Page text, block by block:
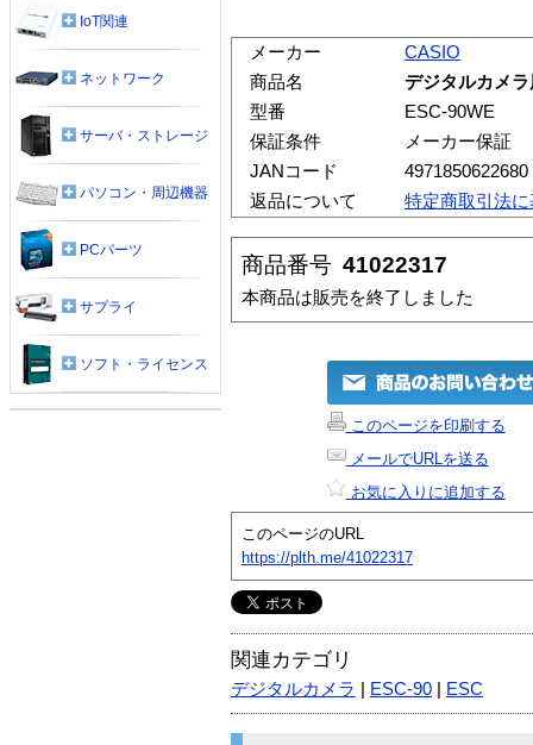
メーカー
CASIO
商品名
デジタルカメ
型番
ESC-90WE
保証条件
メーカー保証
JANコード
4971850622680
返品について
特定商取引法
商品番号 41022317
本商品は販売を終了しました
このページを印刷する
メールでURLを送る
お気に入りに追加する
このページのURL
https://plth.me/41022317
関連カテゴリ
デジタルカメラ ESC-90 ESC
IoT関連
ネットワーク
サーバ・ストレージ
パソコン・周辺機器
PCパーツ
サプライ
ソフト・ライセンス